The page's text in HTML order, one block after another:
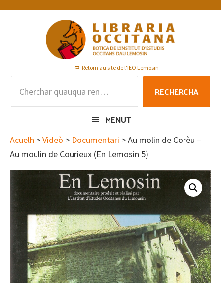
Skip
Skip
Skip
Retorn au site de l'IEO Lemosin
RECHERCHA
MENUT
Acuelh >Videò > Documentari > Au molin de Corèu –
Au moulin de Courieux (En Lemosin 5)